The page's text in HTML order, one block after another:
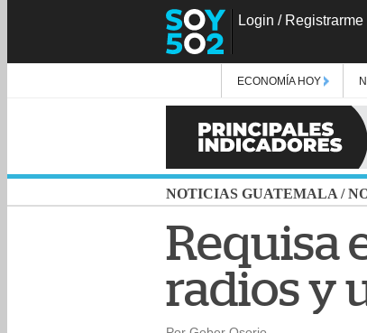
Login / Registrarme
ECONOMÍA HOY
NOTICIAS GUATEMALA /
Requisa
radios y